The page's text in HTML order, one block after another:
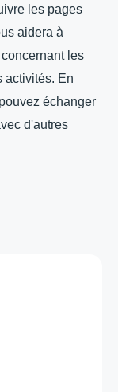
les pages
aidera à
les
activités. En
échanger
d'autres